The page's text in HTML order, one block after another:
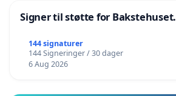
Signer til støtte for Bakstehuset.
144 signaturer
144 Signeringer / 30 dager
6 Aug 2026